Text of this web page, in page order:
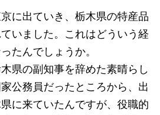
京に出ていき、栃木県の特産品
いました。これはどういう経
たんでしょうか。
木県の副知事を辞めた素晴らし
公務員だったところから、出
に来ていたんですが、役職的